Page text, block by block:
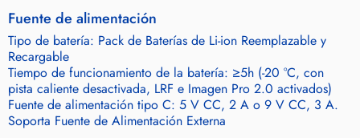
Fuente de alimentación
Tipo de batería: Pack de Baterías de Li-ion Reemplazable y
Recargable
Tiempo de funcionamiento de la batería: ≥5h (-20 °C, con
pista caliente desactivada, LRF e Imagen Pro 2.0 activados)
Fuente de alimentación tipo C: 5 V CC, 2 A o 9 V CC, 3 A.
Soporta Fuente de Alimentación Externa